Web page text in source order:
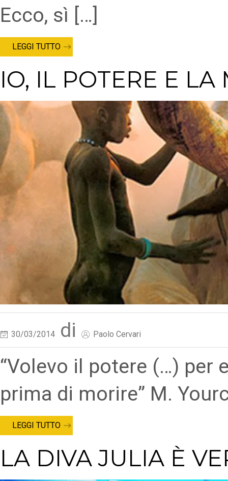
Ecco, sì […]
LEGGI TUTTO
IO, IL POTERE E LA
30/03/2014 di Paolo Cervari
“Volevo il potere (…) per
prima di morire” M.
LEGGI TUTTO
LA DIVA JULIA È